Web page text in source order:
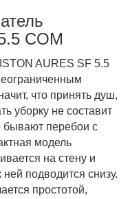
COM
AURES SF 5.5
что принять душ,
уборку не составит
бывают перебои с
модель
на стену и
подводится снизу.
простотой,